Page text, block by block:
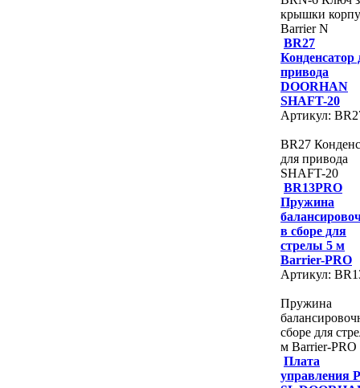
крышки
Barrier N
BR27
Конденсатор
привода
DOORHAN
SHAFT-20
Артикул:
BR27
для привода
SHAFT-20
BR13PRO
Пружина
в сборе для
стрелы 5 м
Barrier-PRO
Артикул:
Пружина
сборе для
м Barrier-PRO
Плата
управления